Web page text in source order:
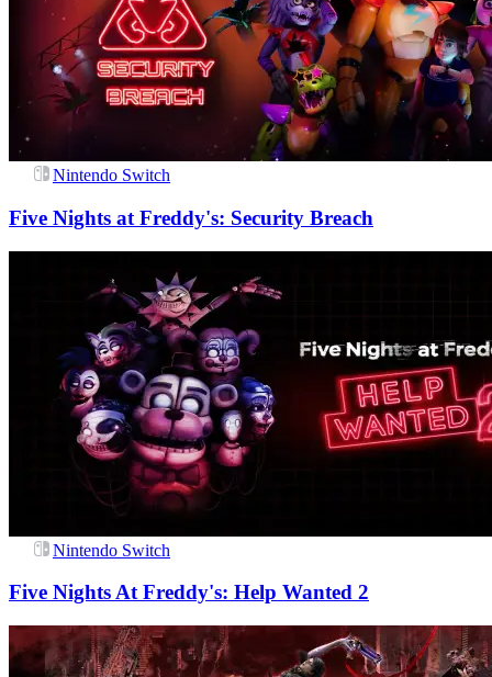
Nintendo Switch
Five Nights at Freddy's: Security Breach
Nintendo Switch
Five Nights At Freddy's: Help Wanted 2